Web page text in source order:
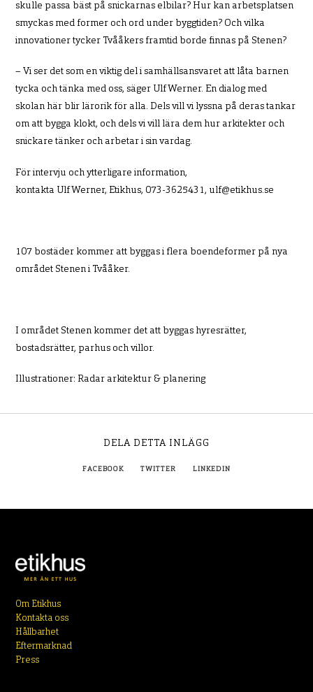
skulle passa bäst på snickarnas elbilar? Hur kan arbetsplatsen
smyckas med former och ord under byggtiden? Och vilka
innovationer tycker Tvååkers framtid borde finnas på Stenen?
– Vi ser det som en viktig del i samhällsansvaret att låta barnen
tycka och tänka med oss, säger Ulf Werner. En dialog med
skolan här blir lärorik för alla. Dels vill vi lyssna på deras tankar
om att bygga klokt, och dels vi vill lära dem hur arkitekter och
snickare tänker och arbetar i sin vardag.
För intervju och ytterligare information,
kontakta Ulf Werner, Etikhus, 073-3625431, ulf@etikhus.se
107 bostäder kommer att byggas i flera boendeformer på nya
området Stenen i Tvååker.
I området Stenen kommer det att byggas hyresrätter,
bostadsrätter, parhus och villor.
Illustrationer: Radar arkitektur & planering
DELA DETTA INLÄGG
FACEBOOK TWITTER LINKEDIN
Om Etikhus
Kontakta oss
Hållbarhet
Eftermarknad
Press